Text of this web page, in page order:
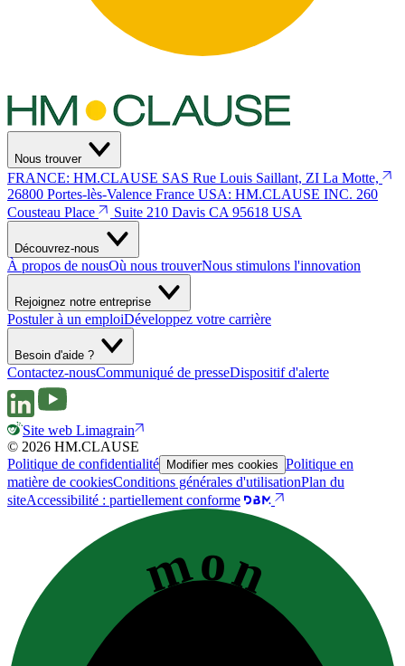
Nous trouver
FRANCE: HM.CLAUSE SAS Rue Louis Saillant, ZI La Motte,
26800 Portes-lès-Valence France USA: HM.CLAUSE INC. 260
Cousteau Place
Suite 210 Davis CA 95618 USA
Découvrez-nous
À propos de nousOù nous trouverNous stimulons l'innovation
Rejoignez notre entreprise
Postuler à un emploiDéveloppez votre carrière
Besoin d'aide ?
Contactez-nousCommuniqué de presseDispositif d'alerte
Site web Limagrain
© 2026 HM.CLAUSE
Politique de confidentialité Modifier mes cookies Politique en
matière de cookiesConditions générales d'utilisationPlan du
siteAccessibilité : partiellement conforme
mon